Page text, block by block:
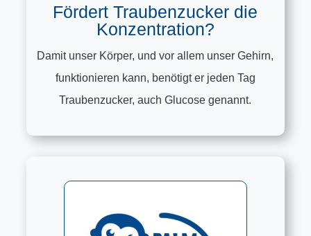
Fördert Traubenzucker die
Konzentration?
Damit unser Körper, und vor allem unser Gehirn,
funktionieren kann, benötigt er jeden Tag
Traubenzucker, auch Glucose genannt.